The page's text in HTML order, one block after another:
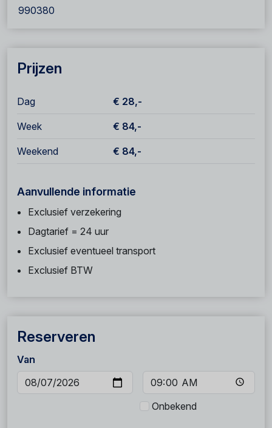
990380
Prijzen
Dag € 28,-
Week € 84,-
Weekend € 84,-
Aanvullende informatie
Exclusief verzekering
Dagtarief = 24 uur
Exclusief eventueel transport
Exclusief BTW
Reserveren
Van
Onbekend